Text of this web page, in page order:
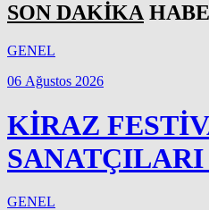
SON DAKİKA
GENEL
06 Ağustos 2026
KİRAZ
GENEL